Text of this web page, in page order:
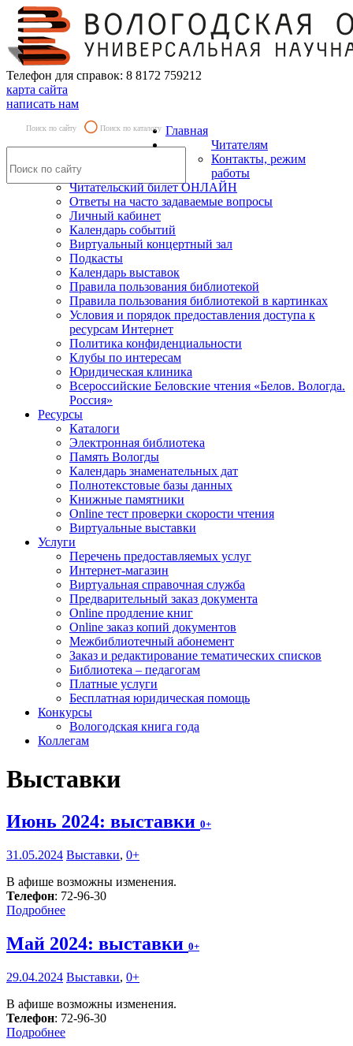
Телефон для справок: 8 8172 759212
карта сайта
написать нам
Поиск по сайту Поиск по каталогу Главная
Читателям
Контакты, режим
работы
Читательский билет ОНЛАЙН
Ответы на часто задаваемые вопросы
Личный кабинет
Календарь событий
Виртуальный концертный зал
Подкасты
Календарь выставок
Правила пользования библиотекой
Правила пользования библиотекой в картинках
Условия и порядок предоставления доступа к
ресурсам Интернет
Политика конфиденциальности
Клубы по интересам
Юридическая клиника
Всероссийские Беловские чтения «Белов. Вологда.
Россия»
Ресурсы
Каталоги
Электронная библиотека
Память Вологды
Календарь знаменательных дат
Полнотекстовые базы данных
Книжные памятники
Online тест проверки скорости чтения
Виртуальные выставки
Услуги
Перечень предоставляемых услуг
Интернет-магазин
Виртуальная справочная служба
Предварительный заказ документа
Online продление книг
Online заказ копий документов
Межбиблиотечный абонемент
Заказ и редактирование тематических списков
Библиотека – педагогам
Платные услуги
Бесплатная юридическая помощь
Конкурсы
Вологодская книга года
Коллегам
Выставки
Июнь 2024: выставки 0+
31.05.2024 Выставки, 0+
В афише возможны изменения.
Телефон: 72-96-30
Подробнее
Май 2024: выставки 0+
29.04.2024 Выставки, 0+
В афише возможны изменения.
Телефон: 72-96-30
Подробнее